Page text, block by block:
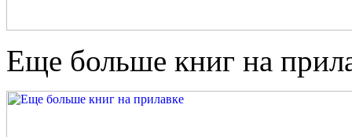
Еще больше книг на